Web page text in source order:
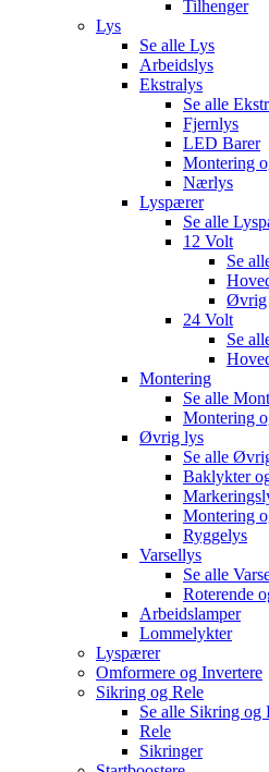
Tilhenger
Lys
Se alle Lys
Arbeidslys
Ekstralys
Se alle
Fjernlys
LED Barer
Montering
Nærlys
Lyspærer
Se alle
12 Volt
Se
Øvrig
24 Volt
Se
Montering
Se alle
Montering
Øvrig lys
Se alle
Baklykter
Montering
Ryggelys
Varsellys
Se alle
Roterende
Arbeidslamper
Lommelykter
Lyspærer
Omformere og Invertere
Sikring og Rele
Se alle Sikring og
Rele
Sikringer